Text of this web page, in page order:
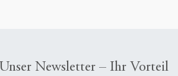
Unser Newsletter – Ihr Vorteil